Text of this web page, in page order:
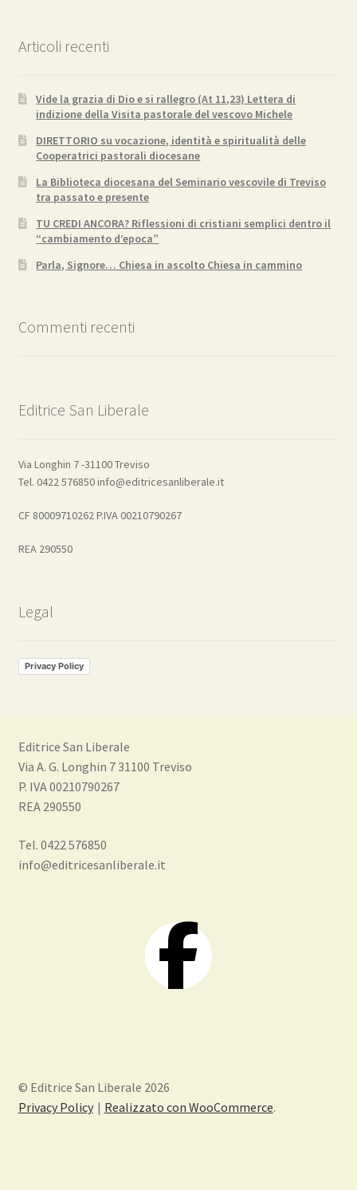
Articoli recenti
Vide la grazia di Dio e si rallegro (At 11,23) Lettera di
indizione della Visita pastorale del vescovo Michele
DIRETTORIO su vocazione, identità e spiritualità delle
Cooperatrici pastorali diocesane
La Biblioteca diocesana del Seminario vescovile di Treviso
tra passato e presente
TU CREDI ANCORA? Riflessioni di cristiani semplici dentro il
“cambiamento d’epoca”
Parla, Signore… Chiesa in ascolto Chiesa in cammino
Commenti recenti
Editrice San Liberale
Via Longhin 7 -31100 Treviso
Tel. 0422 576850 info@editricesanliberale.it
CF 80009710262 P.IVA 00210790267
REA 290550
Legal
Privacy Policy
Editrice San Liberale
Via A. G. Longhin 7 31100 Treviso
P. IVA 00210790267
REA 290550
Tel. 0422 576850
info@editricesanliberale.it
© Editrice San Liberale 2026
Privacy Policy
Realizzato con WooCommerce.